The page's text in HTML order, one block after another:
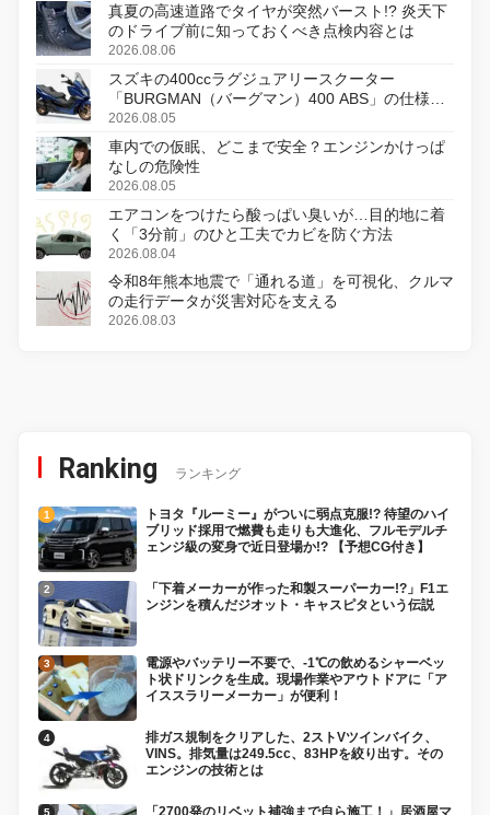
真夏の高速道路でタイヤが突然バースト!? 炎天下
のドライブ前に知っておくべき点検内容とは
2026.08.06
スズキの400ccラグジュアリースクーター
「BURGMAN（バーグマン）400 ABS」の仕様を
変更し、8月18日に発売
2026.08.05
車内での仮眠、どこまで安全？エンジンかけっぱ
なしの危険性
2026.08.05
エアコンをつけたら酸っぱい臭いが…目的地に着
く「3分前」のひと工夫でカビを防ぐ方法
2026.08.04
令和8年熊本地震で「通れる道」を可視化、クルマ
の走行データが災害対応を支える
2026.08.03
Ranking ランキング
トヨタ『ルーミー』がついに弱点克服!? 待望のハイ
ブリッド採用で燃費も走りも大進化、フルモデルチ
ェンジ級の変身で近日登場か!? 【予想CG付き】
「下着メーカーが作った和製スーパーカー!?」F1エ
ンジンを積んだジオット・キャスピタという伝説
電源やバッテリー不要で、-1℃の飲めるシャーベッ
ト状ドリンクを生成。現場作業やアウトドアに「ア
イススラリーメーカー」が便利！
排ガス規制をクリアした、2ストVツインバイク、
VINS。排気量は249.5cc、83HPを絞り出す。その
エンジンの技術とは
「2700発のリベット補強まで自ら施工！」居酒屋マ